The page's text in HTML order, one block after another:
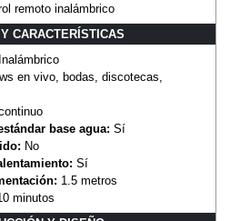
remoto inalámbrico
CARACTERÍSTICAS
Inalámbrico
en vivo, bodas, discotecas,
base agua: Sí
No
Sí
1.5 metros
minutos